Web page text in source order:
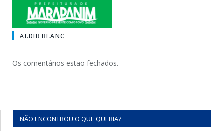
ALDIR BLANC
Os comentários estão fechados.
NÃO ENCONTROU O QUE QUERIA?